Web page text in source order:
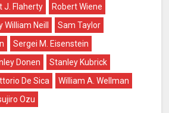
J. Flaherty
Robert Wiene
William Neill
Sam Taylor
Sergei M. Eisenstein
Donen
Stanley Kubrick
De Sica
William A. Wellman
Ozu